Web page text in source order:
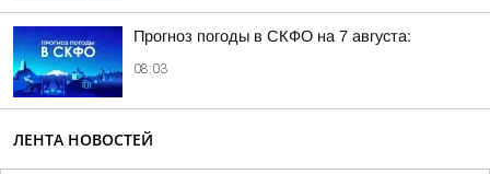
Прогноз погоды в СКФО на 7 августа:
08:03
ЛЕНТА НОВОСТЕЙ